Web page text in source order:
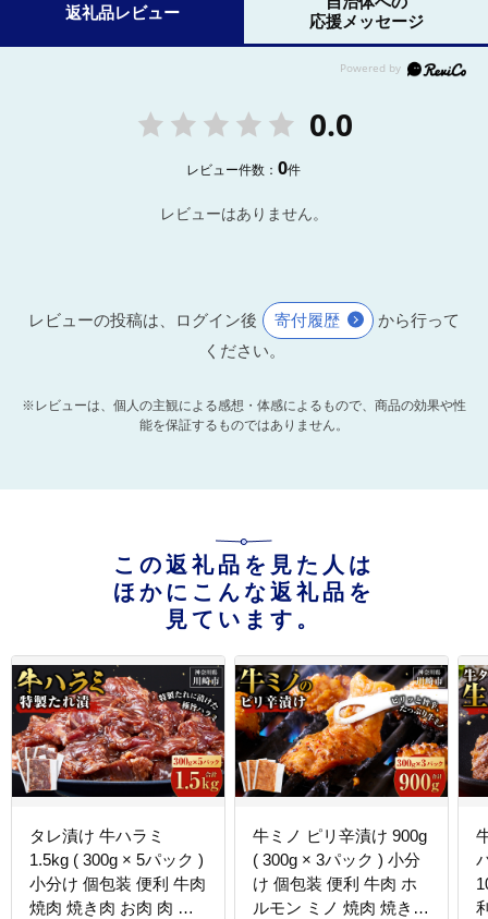
返礼品レビュー
応援メッセージ
0.0
レビュー件数：0件
レビューはありません。
レビューの投稿は、ログイン後 寄付履歴
から行って
ください。
※レビューは、個人の主観による感想・体感によるもので、商品の効果や性
能を保証するものではありません。
この返礼品を見た人は
ほかにこんな返礼品を
見ています。
タレ漬け 牛ハラミ
1.5kg ( 300g × 5パック )
小分け 個包装 便利 牛肉
焼肉 焼き肉 お肉 肉 ハ
牛ミノ ピリ辛漬け 900g
( 300g × 3パック ) 小分
け 個包装 便利 牛肉 ホ
ルモン ミノ 焼肉 焼き肉